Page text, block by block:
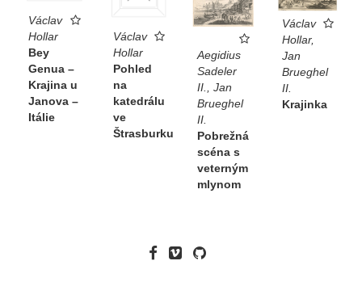
Václav
Hollar
Bey
Genua –
Krajina u
Janova –
Itálie
Václav
Hollar
Pohled
na
katedrálu
ve
Štrasburku
Václav
Hollar,
Jan
Brueghel
II.
Krajinka
Aegidius
Sadeler
II., Jan
Brueghel
II.
Pobrežná
scéna s
veterným
mlynom